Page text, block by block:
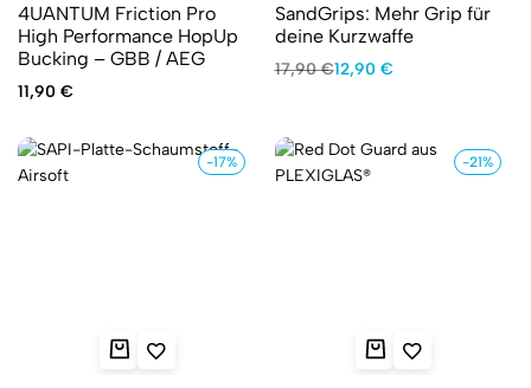
4UANTUM Friction Pro
High Performance HopUp
Bucking – GBB / AEG
11,90 €
SandGrips: Mehr Grip für
deine Kurzwaffe
17,90€12,90 €
-17% -21%